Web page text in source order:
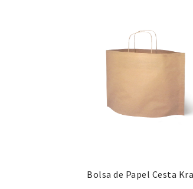
Bolsa de Papel Cesta